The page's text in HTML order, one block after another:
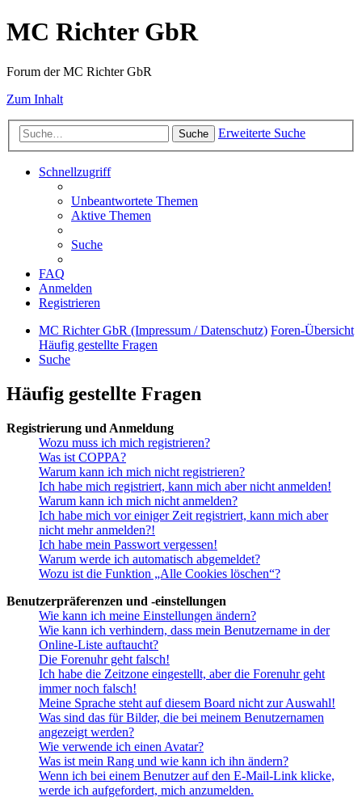
MC Richter GbR
Forum der MC Richter GbR
Zum Inhalt
Suche Erweiterte Suche
Schnellzugriff
Unbeantwortete Themen
Aktive Themen
Suche
FAQ
Anmelden
Registrieren
MC Richter GbR (Impressum / Datenschutz) Foren-Übersicht
Häufig gestellte Fragen
Suche
Häufig gestellte Fragen
Registrierung und Anmeldung
Wozu muss ich mich registrieren?
Was ist COPPA?
Warum kann ich mich nicht registrieren?
Ich habe mich registriert, kann mich aber nicht anmelden!
Warum kann ich mich nicht anmelden?
Ich habe mich vor einiger Zeit registriert, kann mich aber
nicht mehr anmelden?!
Ich habe mein Passwort vergessen!
Warum werde ich automatisch abgemeldet?
Wozu ist die Funktion „Alle Cookies löschen“?
Benutzerpräferenzen und -einstellungen
Wie kann ich meine Einstellungen ändern?
Wie kann ich verhindern, dass mein Benutzername in der
Online-Liste auftaucht?
Die Forenuhr geht falsch!
Ich habe die Zeitzone eingestellt, aber die Forenuhr geht
immer noch falsch!
Meine Sprache steht auf diesem Board nicht zur Auswahl!
Was sind das für Bilder, die bei meinem Benutzernamen
angezeigt werden?
Wie verwende ich einen Avatar?
Was ist mein Rang und wie kann ich ihn ändern?
Wenn ich bei einem Benutzer auf den E-Mail-Link klicke,
werde ich aufgefordert, mich anzumelden.